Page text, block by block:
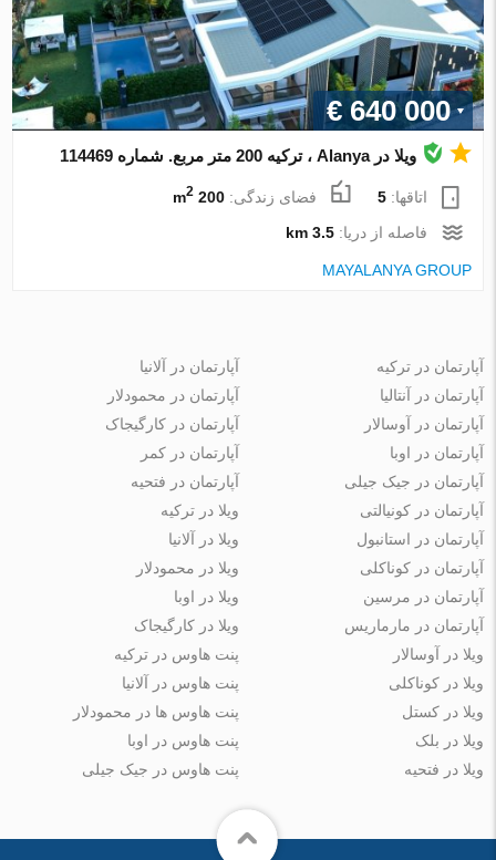
€ 640 000
ویلا در Alanya ، ترکیه 200 متر مربع. شماره 114469
اتاقها:5 فضای زندگی:200 m
2
فاصله از دریا:3.5 km
MAYALANYA GROUP
آپارتمان در ترکیه
آپارتمان در آنتالیا
آپارتمان در آوسالار
آپارتمان در اوبا
آپارتمان در جیک جیلی
آپارتمان در آلانیا
آپارتمان در محمودلار
آپارتمان در کارگیجاک
آپارتمان در کمر
آپارتمان در فتحیه
آپارتمان در کونیالتی
آپارتمان در استانبول
آپارتمان در کوناکلی
آپارتمان در مرسین
آپارتمان در مارماریس
ویلا در ترکیه
ویلا در آلانیا
ویلا در محمودلار
ویلا در اوبا
ویلا در کارگیجاک
ویلا در آوسالار
ویلا در کوناکلی
ویلا در کستل
ویلا در بلک
ویلا در فتحیه
پنت هاوس در ترکیه
پنت هاوس در آلانیا
پنت هاوس ها در محمودلار
پنت هاوس در اوبا
پنت هاوس در جیک جیلی